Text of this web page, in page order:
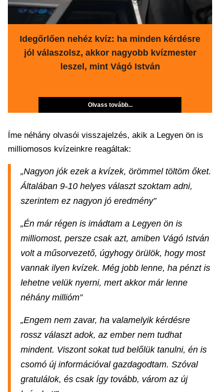
Idegőrlően nehéz kvíz: ha minden kérdésre
jól válaszolsz, akkor nagyobb kvízmester
leszel, mint Vágó István
Olvass tovább...
Íme néhány olvasói visszajelzés, akik a Legyen ön is
milliomosos kvízeinkre reagáltak:
„Nagyon jók ezek a kvízek, örömmel töltöm őket.
Általában 9-10 helyes választ szoktam adni,
szerintem ez nagyon jó eredmény”
„Én már régen is imádtam a Legyen ön is
milliomost, persze csak azt, amiben Vágó István
volt a műsorvezető, úgyhogy örülök, hogy most
vannak ilyen kvízek. Még jobb lenne, ha pénzt is
lehetne velük nyerni, mert akkor már lenne
néhány millióm”
„Engem nem zavar, ha valamelyik kérdésre
rossz választ adok, az ember nem tudhat
mindent. Viszont sokat tud belőlük tanulni, én is
csomó új információval gazdagodtam. Szóval
gratulálok, és csak így tovább, várom az új